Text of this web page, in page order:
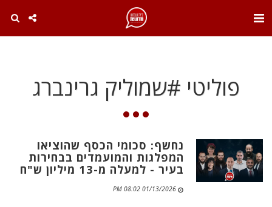
פוליטי #שמוליק גרינברג
נחשף: סכומי הכסף שהוציאו
המפלגות והמועמדים בבחירות
בעיר - למעלה מ-13 מיליון ש"ח
01/13/2026 08:02 PM